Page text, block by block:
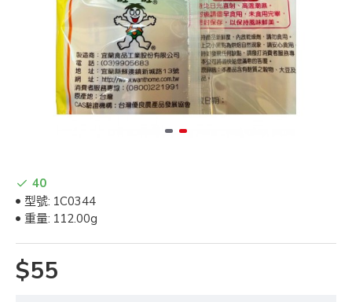
$55
40
型號: 1C0344
重量: 112.00g